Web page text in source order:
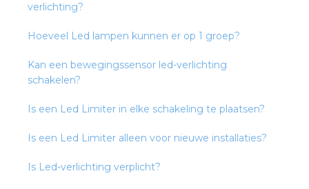
verlichting?
Hoeveel Led lampen kunnen er op 1 groep?
Kan een bewegingssensor led-verlichting
schakelen?
Is een Led Limiter in elke schakeling te plaatsen?
Is een Led Limiter alleen voor nieuwe installaties?
Is Led-verlichting verplicht?
groothandels